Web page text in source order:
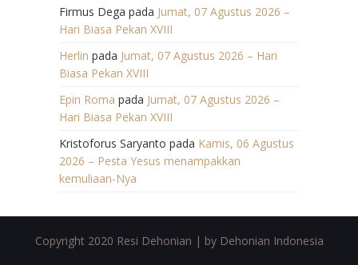
Firmus Dega pada Jumat, 07 Agustus 2026 –
Hari Biasa Pekan XVIII
Herlin pada Jumat, 07 Agustus 2026 – Hari
Biasa Pekan XVIII
Epin Roma pada Jumat, 07 Agustus 2026 –
Hari Biasa Pekan XVIII
Kristoforus Saryanto pada Kamis, 06 Agustus
2026 – Pesta Yesus menampakkan
kemuliaan-Nya
Copyright 2020 Resi Dehonian | by Dehonian Indonesia